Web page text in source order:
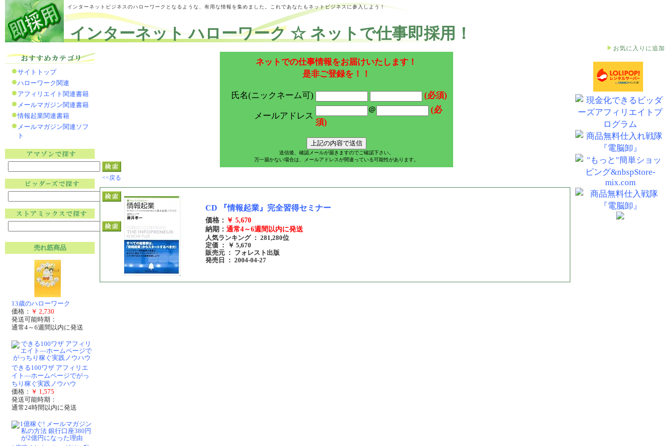
インターネットビジネスのハローワークとなるような、有用な情報を集めました。これであなたもネットビジネスに参入しよう！
インターネット ハローワーク ☆ ネットで仕事即採用！
お気に入りに追加
サイトトップ
ハローワーク関連
アフィリエイト関連書籍
メールマガジン関連書籍
情報起業関連書籍
メールマガジン関連ソフ
ト
売れ筋商品
13歳のハローワーク
価格： ￥ 2,730
発送可能時期：
通常4～6週間以内に発送
できる100ワザ アフィリエ
イト―ホームページでがっ
ちり稼ぐ実践ノウハウ
価格： ￥ 1,575
発送可能時期：
通常24時間以内に発送
ネットでの仕事情報をお届けいたします！
是非ご登録を！！
氏名(ニックネーム可) (必須)
メールアドレス
＠
(必
須)
送信後、確認メールが届きますのでご確認下さい。
万一届かない場合は、メールアドレスが間違っている可能性があります。
<<戻る
CD 『情報起業』完全習得セミナー
価格： ￥ 5,670
納期： 通常4～6週間以内に発送
人気ランキング ： 281,280位
定価 ： ￥ 5,670
販売元 ： フォレスト出版
発売日 ： 2004-04-27